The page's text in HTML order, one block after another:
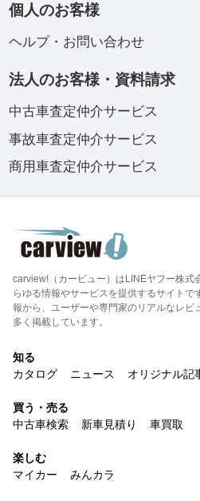
個人のお客様
ヘルプ・お問い合わせ
法人のお客様・資料請求
中古車査定仲介サービス
事故車査定仲介サービス
商用車査定仲介サービス
carview!（カービュー）はLINEヤフー株式
らゆる情報やサービスを提供するサイト
報から、ユーザーや専門家のリアルなレビ
多く掲載しています。
知る
カタログ
ニュース オリジナル記
買う・売る
中古車検索
新車見積り 車買取
楽しむ
マイカー
みんカラ